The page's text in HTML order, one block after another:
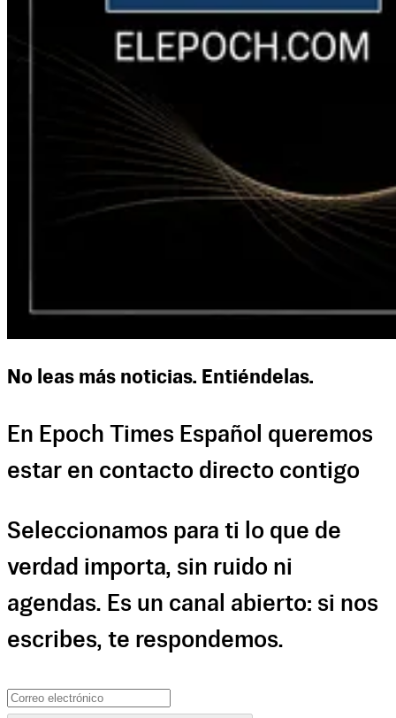
No leas más noticias. Entiéndelas.
En Epoch Times Español queremos
estar en contacto directo contigo
Seleccionamos para ti lo que de
verdad importa, sin ruido ni
agendas. Es un canal abierto: si nos
escribes, te respondemos.